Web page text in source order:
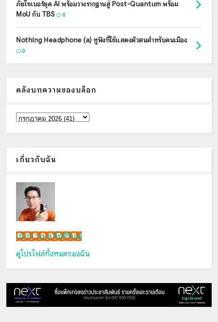
ภัยไซเบอร์ยุค AI พร้อมวางรากฐานสู่ Post-Quantum พร้อม
MoU กับ TBS
0
Nothing Headphone (a) หูฟังที่ใช้แสดงตัวตนสำหรับคนเมือง
0
คลังบทความของบล็อก
เกี่ยวกับฉัน
เน็กซ์ วรพล ลิ่มศิริวงศ์
ดูโปรไฟล์ทั้งหมดของฉัน